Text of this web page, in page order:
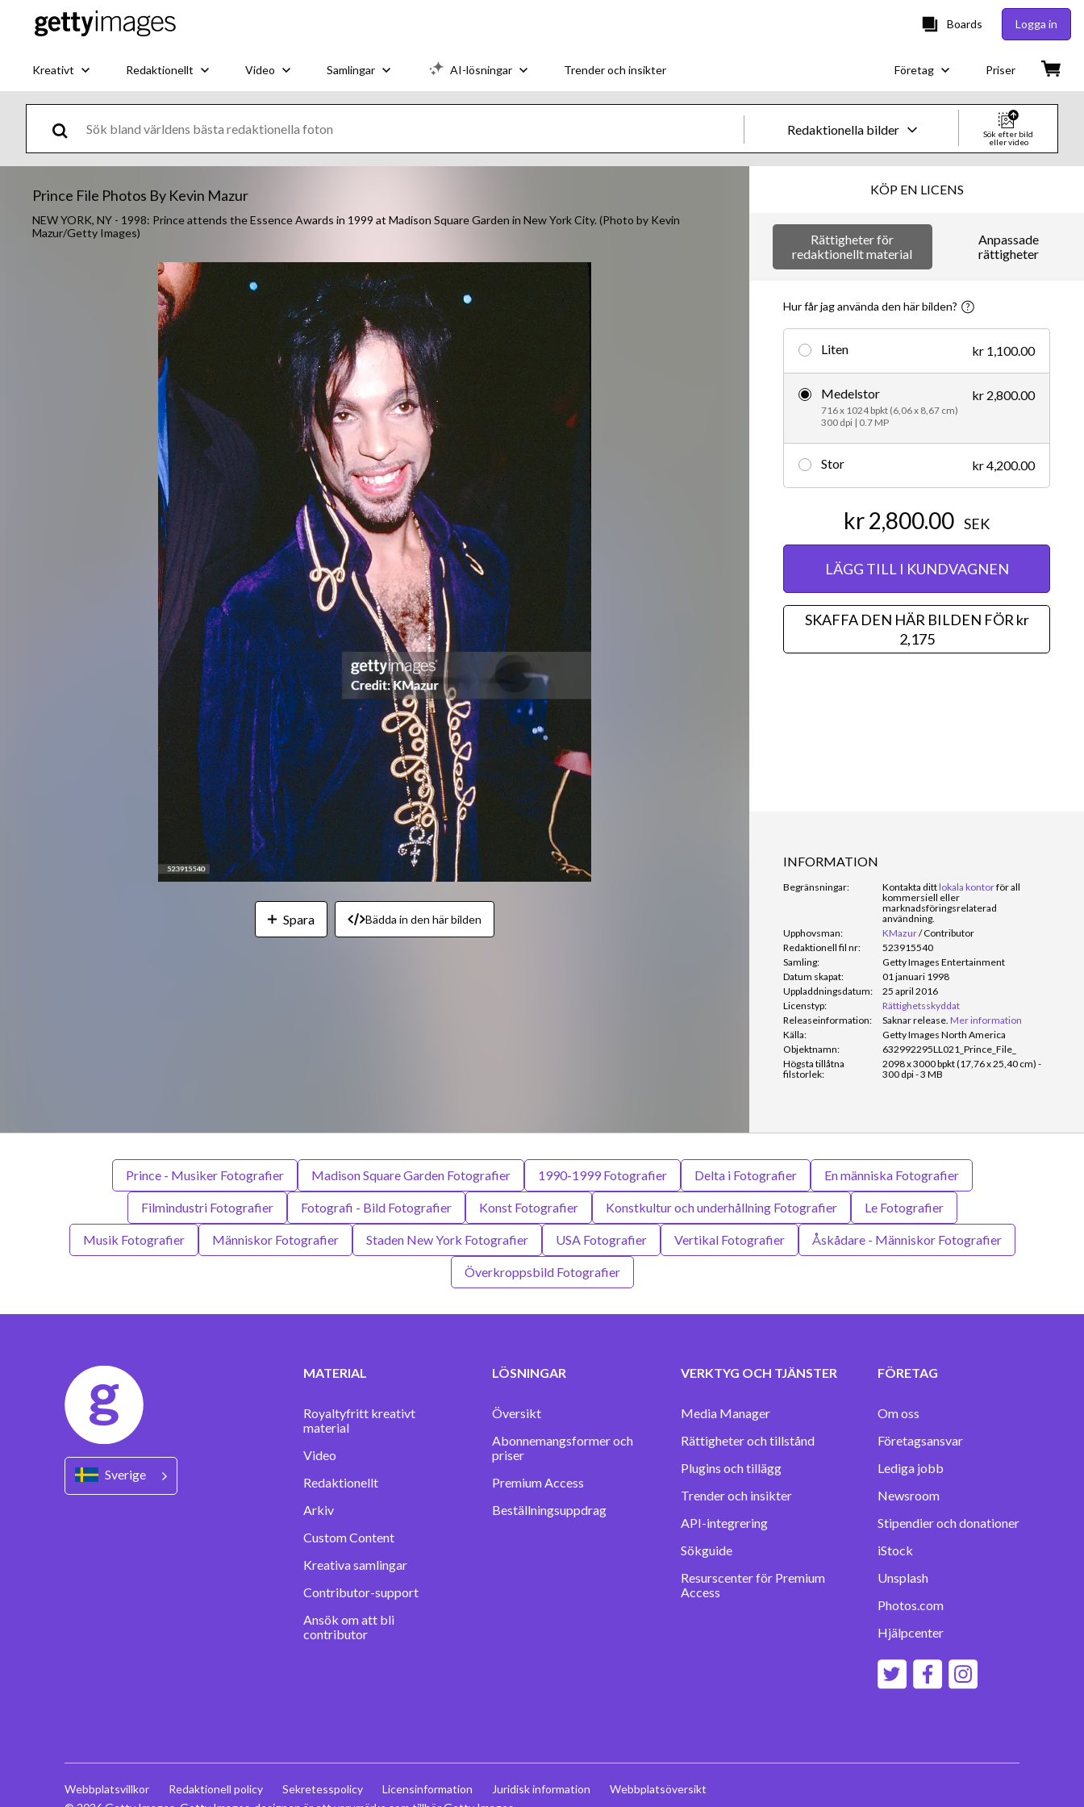
Boards Logga in
Kreativt Redaktionellt Video Samlingar AI-lösningar Trender och insikter Företag Priser
Redaktionella bilder
Kreativa bilder och videor
Bilder
Kreativt
Video
Kreativt
Sök efter bild
eller video
Prince File Photos By Kevin Mazur
NEW YORK, NY - 1998: Prince attends the Essence Awards in 1999 at Madison Square Garden in New York City. (Photo by Kevin
Mazur/Getty Images)
Spara Bädda in den här bilden
KÖP EN LICENS
Rättigheter för
redaktionellt material
Anpassade
rättigheter
Hur får jag använda den här bilden?
Liten kr 1,100.00
Medelstor
716 x 1024 bpkt (6,06 x 8,67 cm)
300 dpi | 0.7 MP
kr 2,800.00
Stor kr 4,200.00
kr 2,800.00 SEK
LÄGG TILL I KUNDVAGNEN
SKAFFA DEN HÄR BILDEN FÖR kr
2,175
INFORMATION
Begränsningar: Kontakta dittlokala kontorför all
kommersiell eller
marknadsföringsrelaterad
användning.
Upphovsman:
KMazur/Contributor
Redaktionell fil nr:
523915540
Samling:
Getty Images Entertainment
Datum skapat:
01 januari 1998
Uppladdningsdatum:
25 april 2016
Licenstyp:
Rättighetsskyddat
Releaseinformation:
Saknar release. Mer information
Källa:
Getty Images North America
Objektnamn:
632992295LL021_Prince_File_
Högsta tillåtna
filstorlek:
2098 x 3000 bpkt (17,76 x 25,40 cm) -
300 dpi - 3 MB
Prince - Musiker Fotografier Madison Square Garden Fotografier 1990-1999 Fotografier Delta i Fotografier En människa Fotografier
Filmindustri Fotografier Fotografi - Bild Fotografier Konst Fotografier Konstkultur och underhållning Fotografier Le Fotografier
Musik Fotografier Människor Fotografier Staden New York Fotografier USA Fotografier Vertikal Fotografier Åskådare - Människor Fotografier
Överkroppsbild Fotografier
Sverige
MATERIAL
Royaltyfritt kreativt
material
Video
Redaktionellt
Arkiv
Custom Content
Kreativa samlingar
Contributor-support
Ansök om att bli
contributor
LÖSNINGAR
Översikt
Abonnemangsformer och
priser
Premium Access
Beställningsuppdrag
VERKTYG OCH TJÄNSTER
Media Manager
Rättigheter och tillstånd
Trender och insikter
API-integrering
Sökguide
Resurscenter för Premium
Access
FÖRETAG
Om oss
Företagsansvar
Lediga jobb
Newsroom
Stipendier och donationer
iStock
Unsplash
Photos.com
Hjälpcenter
Webbplatsvillkor Redaktionell policy Sekretesspolicy Licensinformation Juridisk information Webbplatsöversikt